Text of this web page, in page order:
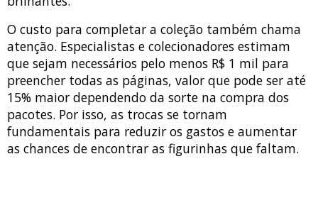
O custo para completar a coleção também chama
atenção. Especialistas e colecionadores estimam
que sejam necessários pelo menos R$ 1 mil para
preencher todas as páginas, valor que pode ser até
15% maior dependendo da sorte na compra dos
pacotes. Por isso, as trocas se tornam
fundamentais para reduzir os gastos e aumentar
as chances de encontrar as figurinhas que faltam.